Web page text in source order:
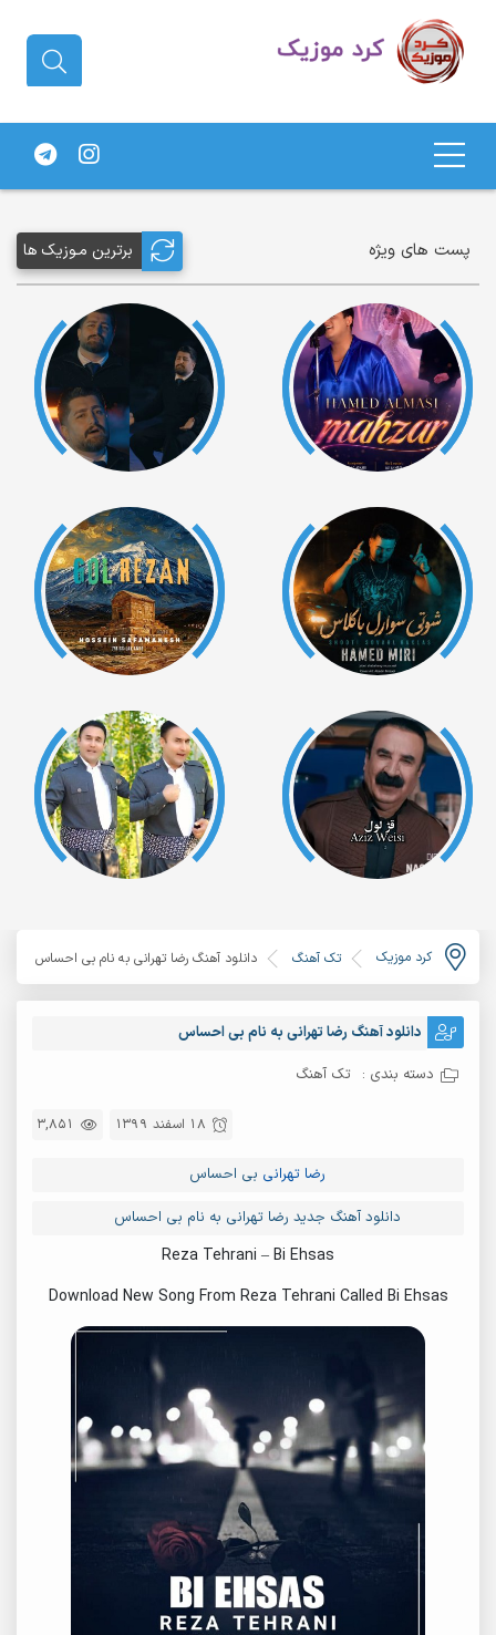
های کردی
پست های ویژه برترین مـوزیک ها
کرد موزیک تک آهنگ دانلود آهنگ رضا تهرانی به نام بی احساس
دانلود آهنگ رضا تهرانی به نام بی احساس
دسته بندی : تک آهنگ
3,851 18 اسفند 1399
رضا تهرانی بی احساس
دانلود آهنگ جدید رضا تهرانی به نام بی احساس
Reza Tehrani – Bi Ehsas
Download New Song From Reza Tehrani Called Bi Ehsas